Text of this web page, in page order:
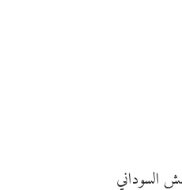
السوداني